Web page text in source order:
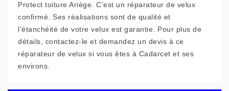
Protect toiture Ariège. C’est un réparateur de velux
confirmé. Ses réalisations sont de qualité et
l’étanchéité de votre velux est garantie. Pour plus de
détails, contactez-le et demandez un devis à ce
réparateur de velux si vous êtes à Cadarcet et ses
environs.